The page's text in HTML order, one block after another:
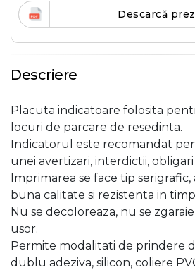
Descarcă
Descriere
Placuta indicatoare folosita
locuri de parcare de resedinta.
Indicatorul este recomandat
unei avertizari, interdictii,
Imprimarea se face tip
buna calitate si rezistenta in
Nu se decoloreaza, nu se
usor.
Permite modalitati de prindere
dublu adeziva, silicon, coliere